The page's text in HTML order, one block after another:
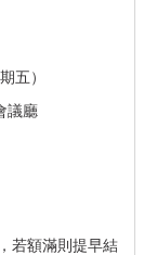
五）
議廳
若額滿則提早結